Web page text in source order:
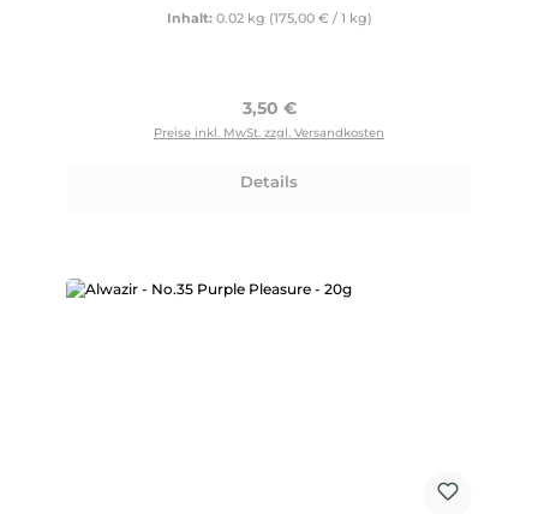
Inhalt: 0.02 kg (175,00 € / 1 kg)
Regulärer Preis:
3,50 €
Preise inkl. MwSt. zzgl. Versandkosten
Details